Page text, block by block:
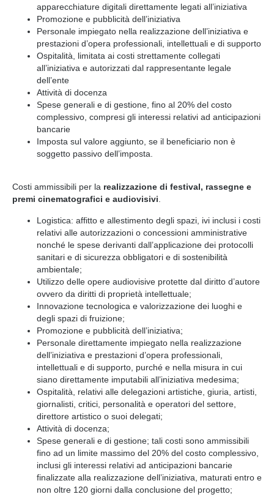
apparecchiature digitali direttamente legati all’iniziativa
Promozione e pubblicità dell’iniziativa
Personale impiegato nella realizzazione dell’iniziativa e
prestazioni d’opera professionali, intellettuali e di supporto
Ospitalità, limitata ai costi strettamente collegati
all’iniziativa e autorizzati dal rappresentante legale
dell’ente
Attività di docenza
Spese generali e di gestione, fino al 20% del costo
complessivo, compresi gli interessi relativi ad anticipazioni
bancarie
Imposta sul valore aggiunto, se il beneficiario non è
soggetto passivo dell’imposta.
Costi ammissibili per la realizzazione di festival, rassegne e
premi cinematografici e audiovisivi.
Logistica: affitto e allestimento degli spazi, ivi inclusi i costi
relativi alle autorizzazioni o concessioni amministrative
nonché le spese derivanti dall’applicazione dei protocolli
sanitari e di sicurezza obbligatori e di sostenibilità
ambientale;
Utilizzo delle opere audiovisive protette dal diritto d’autore
ovvero da diritti di proprietà intellettuale;
Innovazione tecnologica e valorizzazione dei luoghi e
degli spazi di fruizione;
Promozione e pubblicità dell’iniziativa;
Personale direttamente impiegato nella realizzazione
dell’iniziativa e prestazioni d’opera professionali,
intellettuali e di supporto, purché e nella misura in cui
siano direttamente imputabili all’iniziativa medesima;
Ospitalità, relativi alle delegazioni artistiche, giuria, artisti,
giornalisti, critici, personalità e operatori del settore,
direttore artistico o suoi delegati;
Attività di docenza;
Spese generali e di gestione; tali costi sono ammissibili
fino ad un limite massimo del 20% del costo complessivo,
inclusi gli interessi relativi ad anticipazioni bancarie
finalizzate alla realizzazione dell’iniziativa, maturati entro e
non oltre 120 giorni dalla conclusione del progetto;